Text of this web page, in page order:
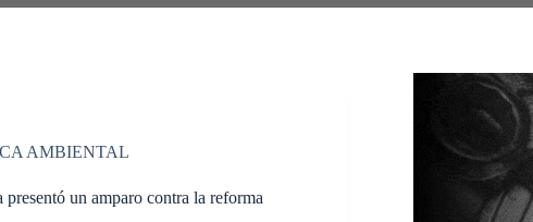
AMBIENTAL
un amparo contra la reforma